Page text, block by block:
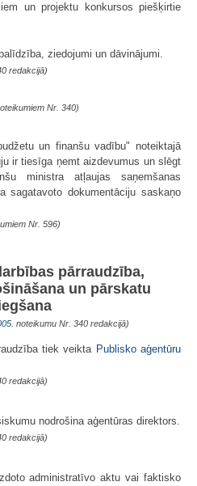
un projektu konkursos piešķirtie
ziedojumi un dāvinājumi.
redakcijā)
Nr. 340)
un finanšu vadību" noteiktajā
ir tiesīga ņemt aizdevumus un slēgt
ministra atļaujas saņemšanas
sagatavoto dokumentāciju saskaņo
Nr. 596)
pārraudzība,
un pārskatu
noteikumu Nr. 340 redakcijā)
tiek veikta Publisko aģentūru
redakcijā)
nodrošina aģentūras direktors.
redakcijā)
administratīvo aktu vai faktisko